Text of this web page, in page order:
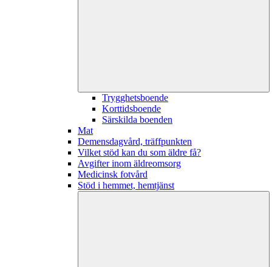
Trygghetsboende
Korttidsboende
Särskilda boenden
Mat
Demensdagvård, träffpunkten
Vilket stöd kan du som äldre få?
Avgifter inom äldreomsorg
Medicinsk fotvård
Stöd i hemmet, hemtjänst